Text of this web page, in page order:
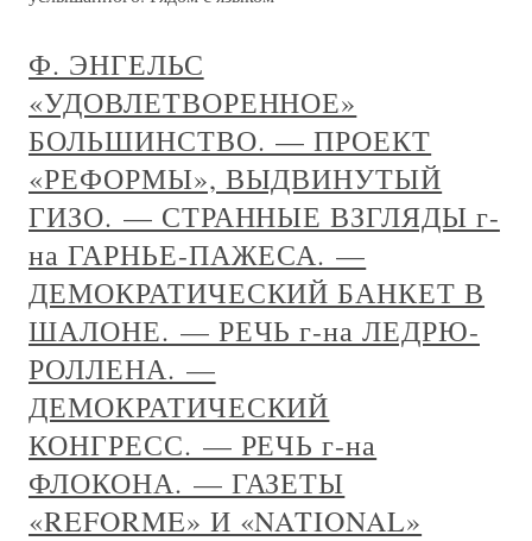
Ф. ЭНГЕЛЬС
«УДОВЛЕТВОРЕННОЕ»
БОЛЬШИНСТВО. — ПРОЕКТ
«РЕФОРМЫ», ВЫДВИНУТЫЙ
ГИЗО. — СТРАННЫЕ ВЗГЛЯДЫ г-
на ГАРНЬЕ-ПАЖЕСА. —
ДЕМОКРАТИЧЕСКИЙ БАНКЕТ В
ШАЛОНЕ. — РЕЧЬ г-на ЛЕДРЮ-
РОЛЛЕНА. —
ДЕМОКРАТИЧЕСКИЙ
КОНГРЕСС. — РЕЧЬ г-на
ФЛОКОНА. — ГАЗЕТЫ
«REFORME» И «NATIONAL»